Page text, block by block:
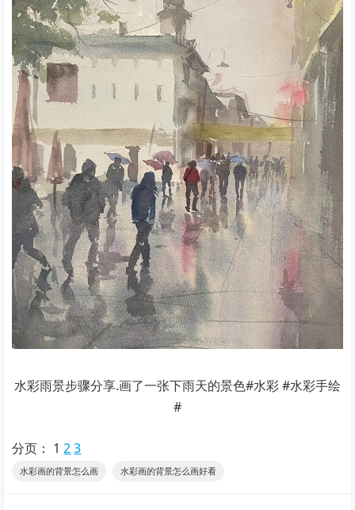
水彩雨景步骤分享.画了一张下雨天的景色#水彩 #水彩手绘
#
分页： 1 2 3
水彩画的背景怎么画 水彩画的背景怎么画好看